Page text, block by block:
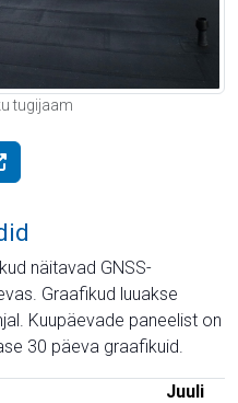
tugijaam
näitavad GNSS-
Graafikud luuakse
Kuupäevade paneelist on
30 päeva graafikuid.
Juuli